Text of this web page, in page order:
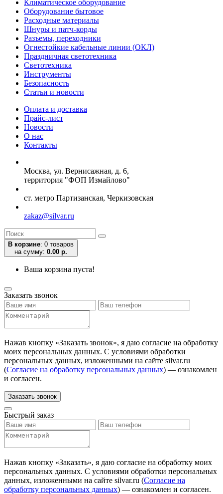
Климатическое оборудование
Оборудование бытовое
Расходные материалы
Шнуры и патч-корды
Разъемы, переходники
Огнестойкие кабельные линии (ОКЛ)
Праздничная светотехника
Светотехника
Инструменты
Безопасность
Статьи и новости
Оплата и доставка
Прайс-лист
Новости
О нас
Контакты
Москва, ул. Вернисажная, д. 6,
территория "ФОП Измайлово"
ст. метро Партизанская, Черкизовская
zakaz@silvar.ru
В корзине: 0 товаров
на сумму: 0.00 р.
Ваша корзина пуста!
Заказать звонок
Нажав кнопку «Заказать звонок», я даю согласие на обработку
моих персональных данных. С условиями обработки
персональных данных, изложенными на сайте silvar.ru
(Согласие на обработку персональных данных) — ознакомлен
и согласен.
Заказать звонок
Быстрый заказ
Нажав кнопку «Заказать», я даю согласие на обработку моих
персональных данных. С условиями обработки персональных
данных, изложенными на сайте silvar.ru (Согласие на
обработку персональных данных) — ознакомлен и согласен.